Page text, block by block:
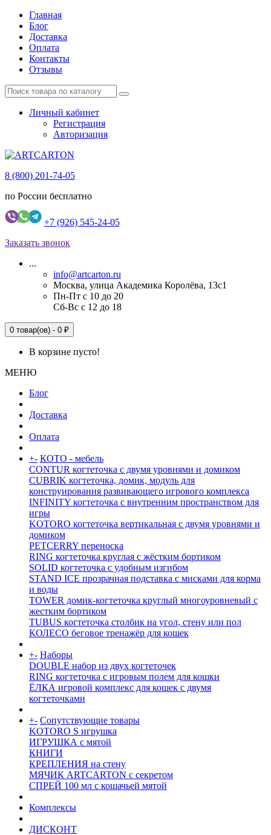
Главная
Блог
Доставка
Оплата
Контакты
Отзывы
Личный кабинет
Регистрация
Авторизация
8 (800) 201-74-05
по России бесплатно
+7 (926) 545-24-05
Заказать звонок
...
info@artcarton.ru
Москва, улица Академика Королёва, 13с1
Пн-Пт с 10 до 20
Сб-Вс с 12 до 18
0 товар(ов) - 0 ₽
В корзине пусто!
МЕНЮ
Блог
Доставка
Оплата
+- КОТО - мебель
CONTUR когтеточка с двумя уровнями и домиком
CUBRIK когтеточка, домик, модуль для
конструирования развивающего игрового комплекса
INFINITY когтеточка с внутренним пространством для
игры
KOTORO когтеточка вертикальная с двумя уровнями и
домиком
PETCERRY переноска
RING когтеточка круглая с жёстким бортиком
SOLID когтеточка с удобным изгибом
STAND ICE прозрачная подставка с мисками для корма
и воды
TOWER домик-когтеточка круглый многоуровневый с
жестким бортиком
TUBUS когтеточка столбик на угол, стену или пол
КОЛЕСО беговое тренажёр для кошек
+- Наборы
DOUBLE набор из двух когтеточек
RING когтеточка c игровым полем для кошки
ЁЛКА игровой комплекс для кошек с двумя
когтеточками
+- Сопутствующие товары
KOTORO S игрушка
ИГРУШКА с мятой
КНИГИ
КРЕПЛЕНИЯ на стену
МЯЧИК ARTCARTON с секретом
СПРЕЙ 100 мл с кошачьей мятой
Комплексы
ДИСКОНТ